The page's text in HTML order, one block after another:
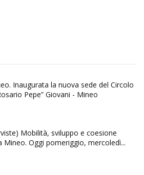
Inaugurata la nuova sede del Circolo
Pepe” Giovani - Mineo
Mobilità, sviluppo e coesione
Mineo. Oggi pomeriggio, mercoledì...